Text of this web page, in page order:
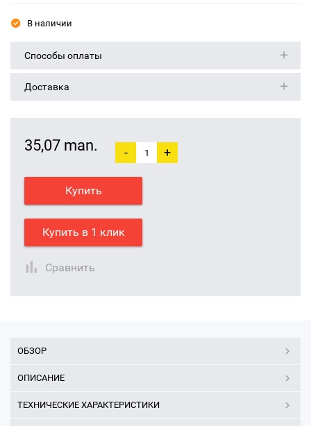
В наличии
Способы оплаты
Доставка
35,07 man. - +
Купить
Купить в 1 клик
Сравнить
ОБЗОР
ОПИСАНИЕ
ТЕХНИЧЕСКИЕ ХАРАКТЕРИСТИКИ